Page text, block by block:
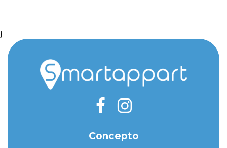
}
Concepto